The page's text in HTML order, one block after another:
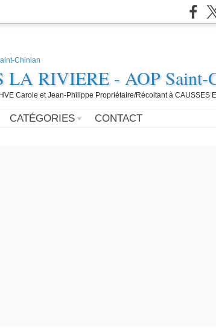
RIVIERE - AOP Saint-
Carole et Jean-Philippe Propriétaire/Récoltant à CAUSSES
CATÉGORIES CONTACT